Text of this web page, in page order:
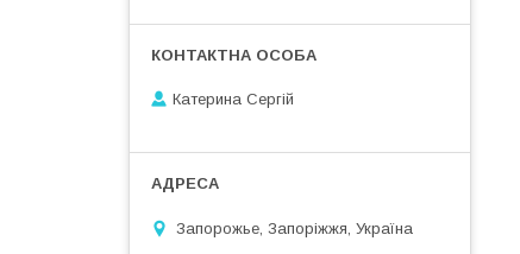
Катерина Сергій
Запорожье, Запоріжжя, Україна